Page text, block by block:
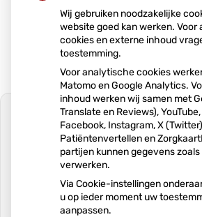
uw bestelde medicatie uitsluitend
11:00 – 12:00 uur.
U heeft geen toestemming
voorexterne inhoud
te zien.
Cookie-instellingen
Wij gebruiken noodzakelijke
website goed kan werken. Voor
cookies en externe inhoud
toestemming.
Voor analytische cookies
Matomo en Google Analytics.
inhoud werken wij samen met
Translate en Reviews),
Facebook, Instagram, X
Patiëntenvertellen en
partijen kunnen gegevens
verwerken.
Via Cookie-instellingen
u op ieder moment uw
aanpassen.